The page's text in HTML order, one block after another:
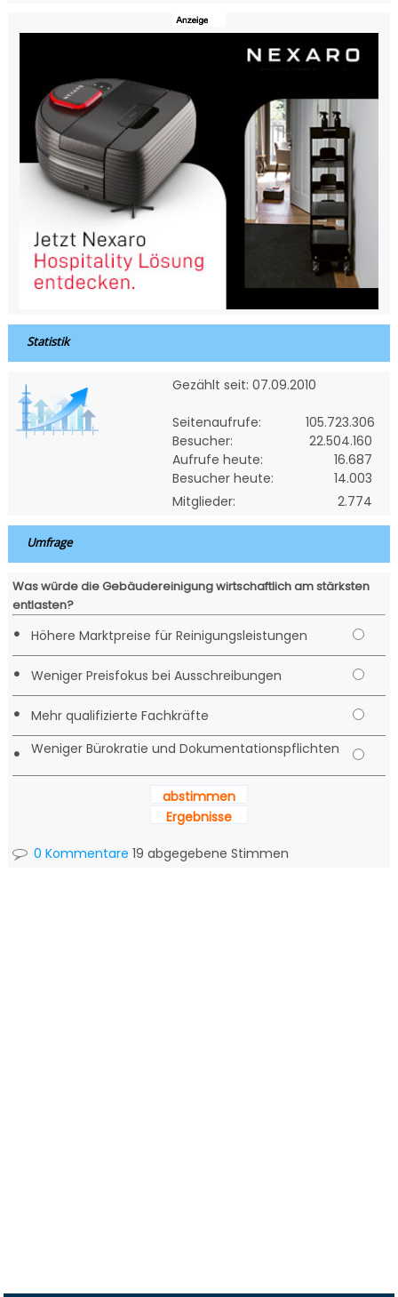
Statistik
Gezählt seit: 07.09.2010
Seitenaufrufe:
105.723.306
Besucher:
22.504.160
Aufrufe heute:
16.687
Besucher heute:
14.003
Mitglieder:
2.774
Umfrage
Was würde die Gebäudereinigung wirtschaftlich am stärksten
entlasten?
• Höhere Marktpreise für Reinigungsleistungen
• Weniger Preisfokus bei Ausschreibungen
• Mehr qualifizierte Fachkräfte
• Weniger Bürokratie und Dokumentationspflichten
abstimmen
Ergebnisse
0 Kommentare 19 abgegebene Stimmen